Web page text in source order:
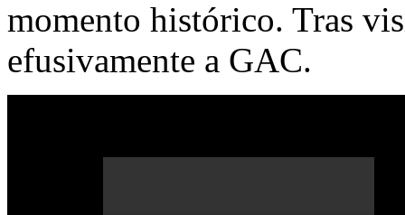
momento histórico. Tras
efusivamente a GAC.